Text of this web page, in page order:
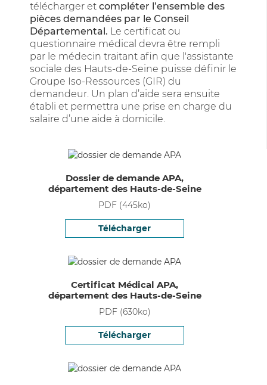
télécharger et compléter l’ensemble des
pièces demandées par le Conseil
Départemental. Le certificat ou
questionnaire médical devra être rempli
par le médecin traitant afin que l'assistante
sociale des Hauts-de-Seine puisse définir le
Groupe Iso-Ressources (GIR) du
demandeur. Un plan d’aide sera ensuite
établi et permettra une prise en charge du
salaire d’une aide à domicile.
Dossier de demande APA,
département des Hauts-de-Seine
PDF (445ko)
Télécharger
Certificat Médical APA,
département des Hauts-de-Seine
PDF(630ko)
Télécharger